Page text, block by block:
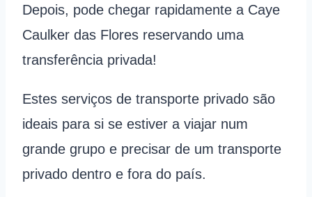
Depois, pode chegar rapidamente a Caye
Caulker das Flores reservando uma
transferência privada!
Estes serviços de transporte privado são
ideais para si se estiver a viajar num
grande grupo e precisar de um transporte
privado dentro e fora do país.